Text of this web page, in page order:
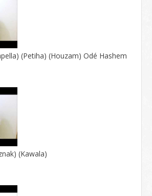
(Petiha) (Houzam) Odé Hashem
(Kawala)